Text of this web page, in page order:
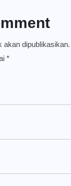
akan dipublikasikan.
*